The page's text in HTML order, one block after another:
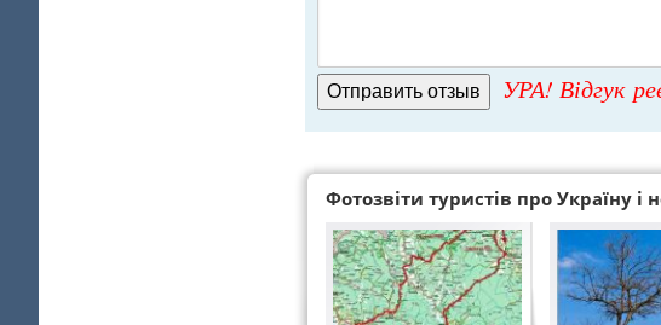
УРА! Відгук
Фотозвіти туристів про Україну і